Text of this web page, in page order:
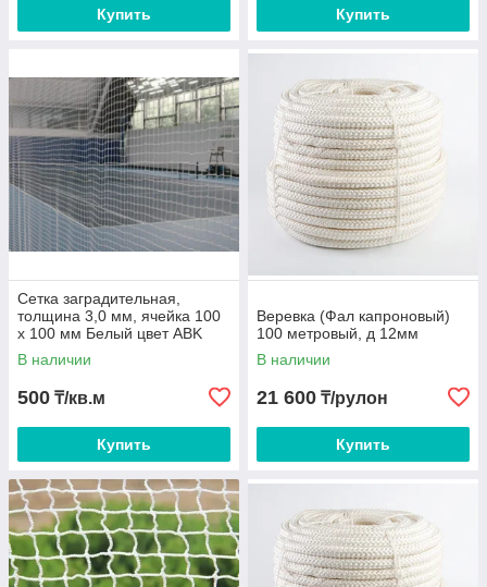
Купить Купить
Сетка заградительная,
толщина 3,0 мм, ячейка 100
х 100 мм Белый цвет ABK
В наличии
500 ₸/кв.м
Купить
Веревка (Фал капроновый)
100 метровый, д 12мм
В наличии
21 600 ₸/рулон
Купить